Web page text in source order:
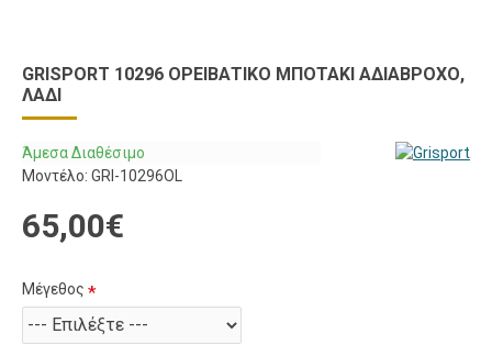
GRISPORT 10296 ΟΡΕΙΒΑΤΙΚΌ ΜΠΟΤΆΚΙ ΑΔΙΆΒΡΟΧΟ,
ΛΑΔΊ
Άμεσα Διαθέσιμο
Μοντέλο: GRI-10296OL
65,00€
Μέγεθος